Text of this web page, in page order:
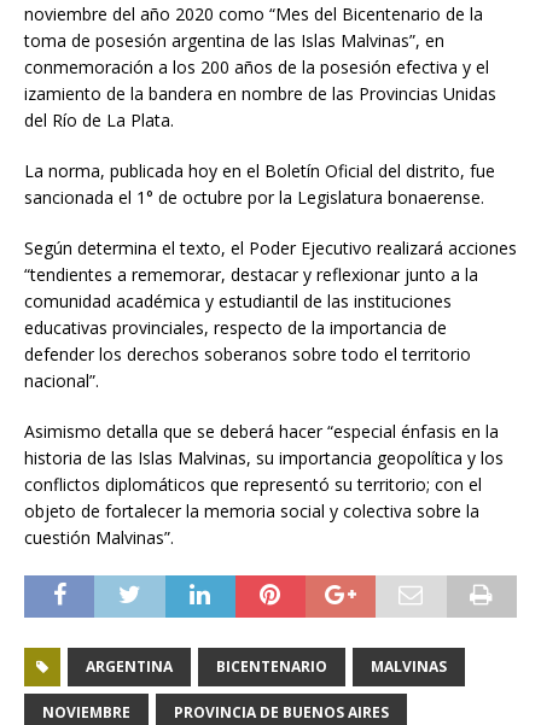
noviembre del año 2020 como “Mes del Bicentenario de la
toma de posesión argentina de las Islas Malvinas”, en
conmemoración a los 200 años de la posesión efectiva y el
izamiento de la bandera en nombre de las Provincias Unidas
del Río de La Plata.
La norma, publicada hoy en el Boletín Oficial del distrito, fue
sancionada el 1° de octubre por la Legislatura bonaerense.
Según determina el texto, el Poder Ejecutivo realizará acciones
“tendientes a rememorar, destacar y reflexionar junto a la
comunidad académica y estudiantil de las instituciones
educativas provinciales, respecto de la importancia de
defender los derechos soberanos sobre todo el territorio
nacional”.
Asimismo detalla que se deberá hacer “especial énfasis en la
historia de las Islas Malvinas, su importancia geopolítica y los
conflictos diplomáticos que representó su territorio; con el
objeto de fortalecer la memoria social y colectiva sobre la
cuestión Malvinas”.
ARGENTINA BICENTENARIO MALVINAS
NOVIEMBRE PROVINCIA DE BUENOS AIRES